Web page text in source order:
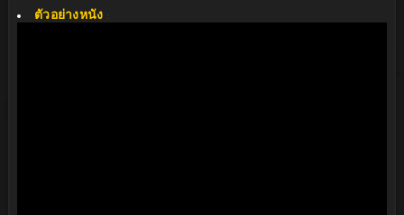
ตัวอย่างหนัง :